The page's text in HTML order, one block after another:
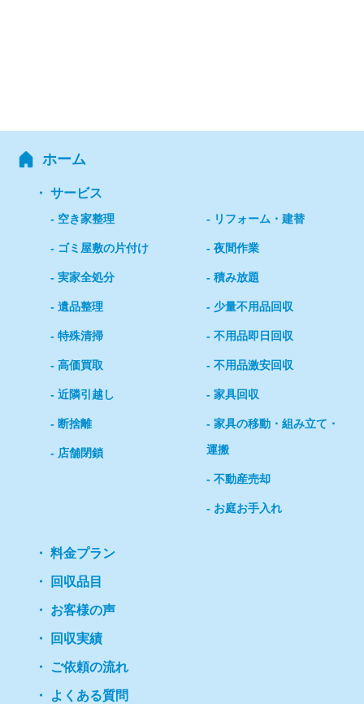
ホーム
サービス
空き家整理
ゴミ屋敷の片付け
実家全処分
遺品整理
特殊清掃
高価買取
近隣引越し
断捨離
店舗閉鎖
リフォーム・建替
夜間作業
積み放題
少量不用品回収
不用品即日回収
不用品激安回収
家具回収
家具の移動・組み立て・
運搬
不動産売却
お庭お手入れ
料金プラン
回収品目
お客様の声
回収実績
ご依頼の流れ
よくある質問